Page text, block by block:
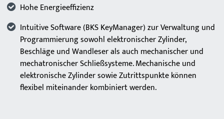
Hohe Energieeffizienz
Intuitive Software (BKS KeyManager) zur Verwaltung und
Programmierung sowohl elektronischer Zylinder,
Beschläge und Wandleser als auch mechanischer und
mechatronischer Schließsysteme. Mechanische und
elektronische Zylinder sowie Zutrittspunkte können
flexibel miteinander kombiniert werden.